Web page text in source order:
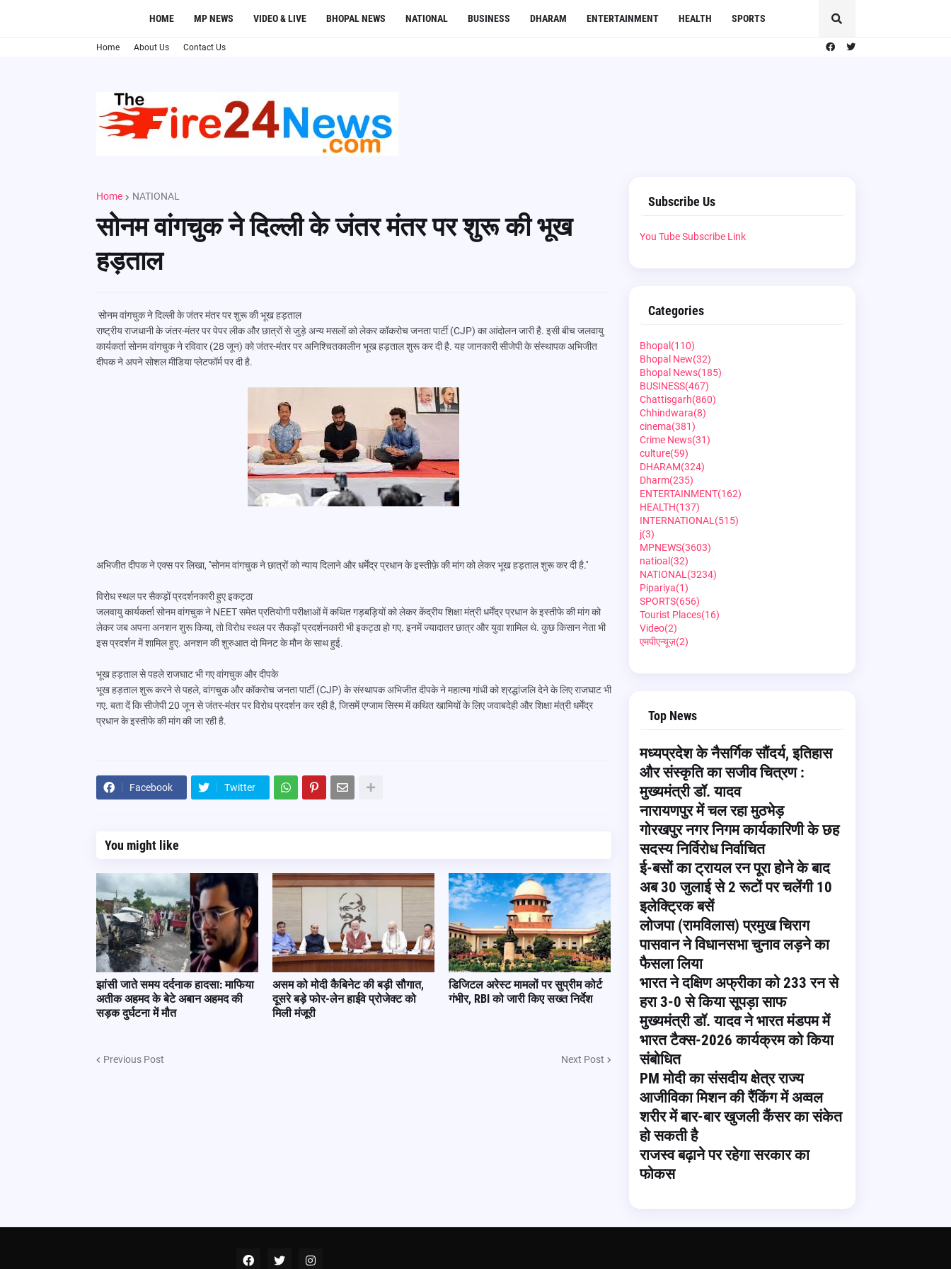
HOME MP NEWS VIDEO & LIVE BHOPAL NEWS NATIONAL BUSINESS DHARAM ENTERTAINMENT HEALTH SPORTS
Home About Us Contact Us
Home NATIONAL
सोनम वांगचुक ने दिल्ली के जंतर मंतर पर शुरू की भूख
हड़ताल
सोनम वांगचुक ने दिल्ली के जंतर मंतर पर शुरू की भूख हड़ताल
राष्ट्रीय राजधानी के जंतर-मंतर पर पेपर लीक और छात्रों से जुड़े अन्य मसलों को लेकर कॉकरोच जनता पार्टी (CJP) का आंदोलन जारी है. इसी बीच जलवायु
कार्यकर्ता सोनम वांगचुक ने रविवार (28 जून) को जंतर-मंतर पर अनिश्चितकालीन भूख हड़ताल शुरू कर दी है. यह जानकारी सीजेपी के संस्थापक अभिजीत
दीपक ने अपने सोशल मीडिया प्लेटफॉर्म पर दी है.
अभिजीत दीपक ने एक्स पर लिखा, ''सोनम वांगचुक ने छात्रों को न्याय दिलाने और धर्मेंद्र प्रधान के इस्तीफ़े की मांग को लेकर भूख हड़ताल शुरू कर दी है.''
विरोध स्थल पर सैकड़ों प्रदर्शनकारी हुए इकट्ठा
जलवायु कार्यकर्ता सोनम वांगचुक ने NEET समेत प्रतियोगी परीक्षाओं में कथित गड़बड़ियों को लेकर केंद्रीय शिक्षा मंत्री धर्मेंद्र प्रधान के इस्तीफे की मांग को
लेकर जब अपना अनशन शुरू किया, तो विरोध स्थल पर सैकड़ों प्रदर्शनकारी भी इकट्ठा हो गए. इनमें ज्यादातर छात्र और युवा शामिल थे. कुछ किसान नेता भी
इस प्रदर्शन में शामिल हुए. अनशन की शुरुआत दो मिनट के मौन के साथ हुई.
भूख हड़ताल से पहले राजघाट भी गए वांगचुक और दीपके
भूख हड़ताल शुरू करने से पहले, वांगचुक और कॉकरोच जनता पार्टी (CJP) के संस्थापक अभिजीत दीपके ने महात्मा गांधी को श्रद्धांजलि देने के लिए राजघाट भी
गए. बता दें कि सीजेपी 20 जून से जंतर-मंतर पर विरोध प्रदर्शन कर रही है, जिसमें एग्जाम सिस्म में कथित खामियों के लिए जवाबदेही और शिक्षा मंत्री धर्मेंद्र
प्रधान के इस्तीफे की मांग की जा रही है.
Facebook Twitter
You might like
झांसी जाते समय दर्दनाक हादसा: माफिया
अतीक अहमद के बेटे अबान अहमद की
सड़क दुर्घटना में मौत
असम को मोदी कैबिनेट की बड़ी सौगात,
दूसरे बड़े फोर-लेन हाईवे प्रोजेक्ट को
मिली मंजूरी
डिजिटल अरेस्ट मामलों पर सुप्रीम कोर्ट
गंभीर, RBI को जारी किए सख्त निर्देश
Previous Post Next Post
Subscribe Us
You Tube Subscribe Link
Categories
Bhopal (110)
Bhopal New(32)
Bhopal News(185)
BUSINESS(467)
Chattisgarh(860)
Chhindwara(8)
cinema(381)
Crime News(31)
culture(59)
DHARAM(324)
Dharm(235)
ENTERTAINMENT(162)
HEALTH(137)
INTERNATIONAL (515)
j(3)
MPNEWS(3603)
natioal (32)
NATIONAL (3234)
Pipariya(1)
SPORTS(656)
Tourist Places(16)
Video(2)
एमपीएन्यूज़(2)
Top News
मध्यप्रदेश के नैसर्गिक सौंदर्य, इतिहास
और संस्कृति का सजीव चित्रण :
मुख्यमंत्री डॉ. यादव
नारायणपुर में चल रहा मुठभेड़
गोरखपुर नगर निगम कार्यकारिणी के छह
सदस्य निर्विरोध निर्वाचित
ई-बसों का ट्रायल रन पूरा होने के बाद
अब 30 जुलाई से 2 रूटों पर चलेंगी 10
इलेक्ट्रिक बसें
लोजपा (रामविलास) प्रमुख चिराग
पासवान ने विधानसभा चुनाव लड़ने का
फैसला लिया
भारत ने दक्षिण अफ्रीका को 233 रन से
हरा 3-0 से किया सूपड़ा साफ
मुख्यमंत्री डॉ. यादव ने भारत मंडपम में
भारत टैक्स-2026 कार्यक्रम को किया
संबोधित
PM मोदी का संसदीय क्षेत्र राज्य
आजीविका मिशन की रैंकिंग में अव्वल
शरीर में बार-बार खुजली कैंसर का संकेत
हो सकती है
राजस्व बढ़ाने पर रहेगा सरकार का
फोकस